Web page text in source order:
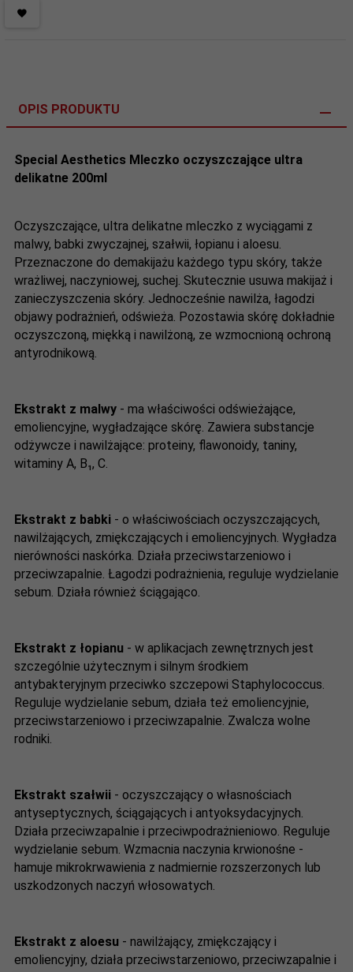
OPIS PRODUKTU
Special Aesthetics Mleczko oczyszczające ultra
delikatne 200ml
Oczyszczające, ultra delikatne mleczko z wyciągami z
malwy, babki zwyczajnej, szałwii, łopianu i aloesu.
Przeznaczone do demakijażu każdego typu skóry, także
wrażliwej, naczyniowej, suchej. Skutecznie usuwa makijaż i
zanieczyszczenia skóry. Jednocześnie nawilża, łagodzi
objawy podrażnień, odświeża. Pozostawia skórę dokładnie
oczyszczoną, miękką i nawilżoną, ze wzmocnioną ochroną
antyrodnikową.
Ekstrakt z malwy - ma właściwości odświeżające,
emoliencyjne, wygładzające skórę. Zawiera substancje
odżywcze i nawilżające: proteiny, flawonoidy, taniny,
witaminy A, B₁, C.
Ekstrakt z babki - o właściwościach oczyszczających,
nawilżających, zmiękczających i emoliencyjnych. Wygładza
nierówności naskórka. Działa przeciwstarzeniowo i
przeciwzapalnie. Łagodzi podrażnienia, reguluje wydzielanie
sebum. Działa również ściągająco.
Ekstrakt z łopianu - w aplikacjach zewnętrznych jest
szczególnie użytecznym i silnym środkiem
antybakteryjnym przeciwko szczepowi Staphylococcus.
Reguluje wydzielanie sebum, działa też emoliencyjnie,
przeciwstarzeniowo i przeciwzapalnie. Zwalcza wolne
rodniki.
Ekstrakt szałwii - oczyszczający o własnościach
antyseptycznych, ściągających i antyoksydacyjnych.
Działa przeciwzapalnie i przeciwpodrażnieniowo. Reguluje
wydzielanie sebum. Wzmacnia naczynia krwionośne -
hamuje mikrokrwawienia z nadmiernie rozszerzonych lub
uszkodzonych naczyń włosowatych.
Ekstrakt z aloesu - nawilżający, zmiękczający i
emoliencyjny, działa przeciwstarzeniowo, przeciwzapalnie i